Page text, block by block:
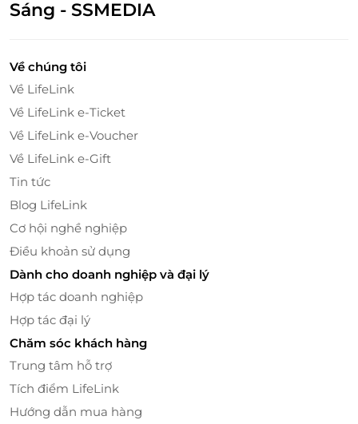
Một số hình ảnh tại SOJO Hotel Dak Lak
Quầy bar JO247 Lounge được ví như trái tim SOJO, là
sự kết hợp táo bạo giữa quầy lễ tân thông minh, ẩm
thực độc đáo, không gian làm việc sáng tạo và chill-
bar thư thái khi đêm về.
Sáng - SSMEDIA
Về chúng tôi
Về LifeLink
Về LifeLink e-Ticket
Về LifeLink e-Voucher
Về LifeLink e-Gift
Tin tức
Blog LifeLink
Cơ hội nghề nghiệp
Điều khoản sử dụng
Dành cho doanh nghiệp và đại lý
Hợp tác doanh nghiệp
Hợp tác đại lý
Chăm sóc khách hàng
Trung tâm hỗ trợ
Tích điểm LifeLink
Hướng dẫn mua hàng